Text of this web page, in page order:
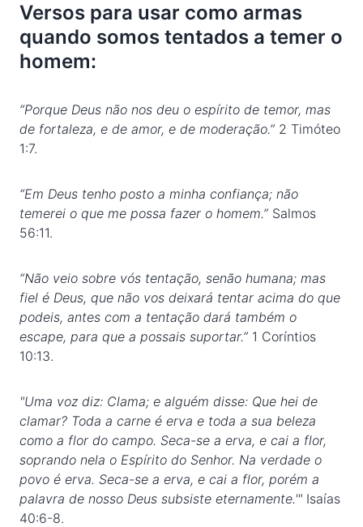
Versos para usar como armas
quando somos tentados a temer o
homem:
“Porque Deus não nos deu o espírito de temor, mas
de fortaleza, e de amor, e de moderação.” 2 Timóteo
1:7.
“Em Deus tenho posto a minha confiança; não
temerei o que me possa fazer o homem.” Salmos
56:11.
“Não veio sobre vós tentação, senão humana; mas
fiel é Deus, que não vos deixará tentar acima do que
podeis, antes com a tentação dará também o
escape, para que a possais suportar.” 1 Coríntios
10:13.
"Uma voz diz: Clama; e alguém disse: Que hei de
clamar? Toda a carne é erva e toda a sua beleza
como a flor do campo. Seca-se a erva, e cai a flor,
soprando nela o Espírito do Senhor. Na verdade o
povo é erva. Seca-se a erva, e cai a flor, porém a
palavra de nosso Deus subsiste eternamente.'" Isaías
40:6-8.